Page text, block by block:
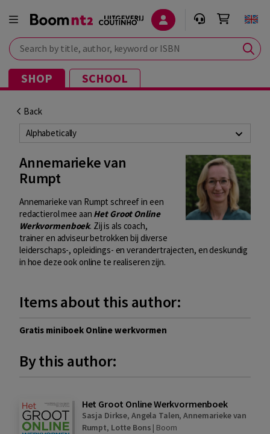
Search by title, author, keyword or ISBN
SHOP SCHOOL
Back
Alphabetically
Annemarieke van
Rumpt
Annemarieke van Rumpt schreef in een
redactierol mee aan Het Groot Online
Werkvormenboek. Zij is als coach,
trainer en adviseur betrokken bij diverse
leiderschaps-, opleidings- en verandertrajecten, en deskundig
in hoe deze ook online te realiseren zijn.
Items about this author:
Gratis miniboek Online werkvormen
By this author:
Het Groot Online Werkvormenboek
Sasja Dirkse, Angela Talen,Annemarieke van
Rumpt, Lotte Bons | Boom